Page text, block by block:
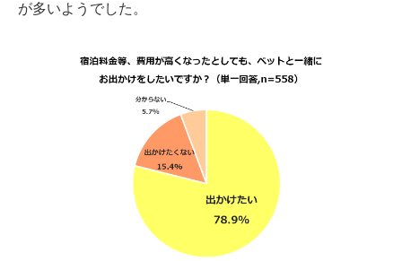
が多いようでした。